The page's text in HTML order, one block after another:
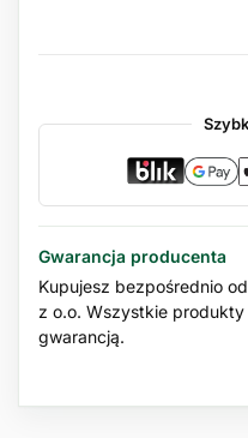
Gwarancja producenta
Kupujesz bezpośrednio
z o.o. Wszystkie
gwarancją.